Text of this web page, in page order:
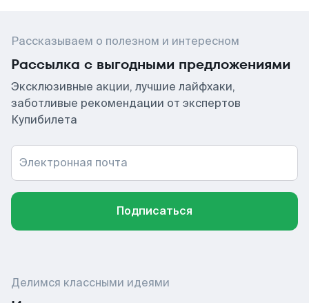
Рассказываем о полезном и интересном
Рассылка с выгодными предложениями
Эксклюзивные акции, лучшие лайфхаки,
заботливые рекомендации от экспертов
Купибилета
Электронная почта
Подписаться
Делимся классными идеями